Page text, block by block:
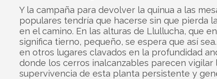
Y la campaña para devolver la quinua a las
populares tendría que hacerse sin que pierda
en el camino. En las alturas de Llullucha, que
significa tierno, pequeño, se espera que así
en otros lugares clavados en la profundidad
donde los cerros inalcanzables parecen vigilar
supervivencia de esta planta persistente y